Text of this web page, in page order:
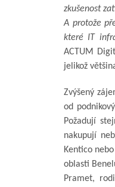
zkušenost
A protože
které IT
ACTUM
jelikož
Zvýšený
od
Požadují
nakupují
Kentico
oblasti
Pramet,